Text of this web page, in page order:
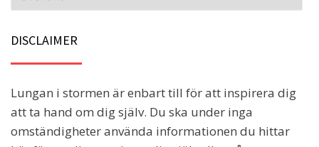
DISCLAIMER
Lungan i stormen är enbart till för att inspirera dig
att ta hand om dig själv. Du ska under inga
omständigheter använda informationen du hittar